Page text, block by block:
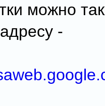
можно
-